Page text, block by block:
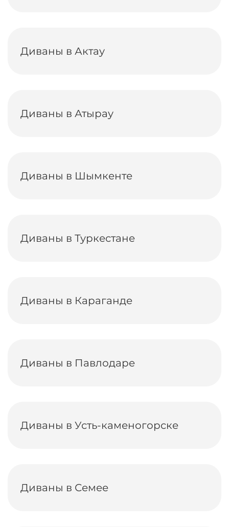
Диваны в Актау
Диваны в Атырау
Диваны в Шымкенте
Диваны в Туркестане
Диваны в Караганде
Диваны в Павлодаре
Диваны в Усть-каменогорске
Диваны в Семее